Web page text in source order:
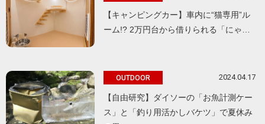
【キャンピングカー】車内に“猫専用”ル
ーム!? 2万円台から借りられる「にゃ…
OUTDOOR 2024.04.17
【自由研究】ダイソーの「お魚計測ケー
ス」と「釣り用活かしバケツ」で夏休み